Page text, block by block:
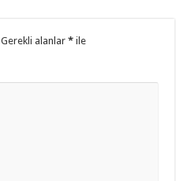
Gerekli alanlar* ile